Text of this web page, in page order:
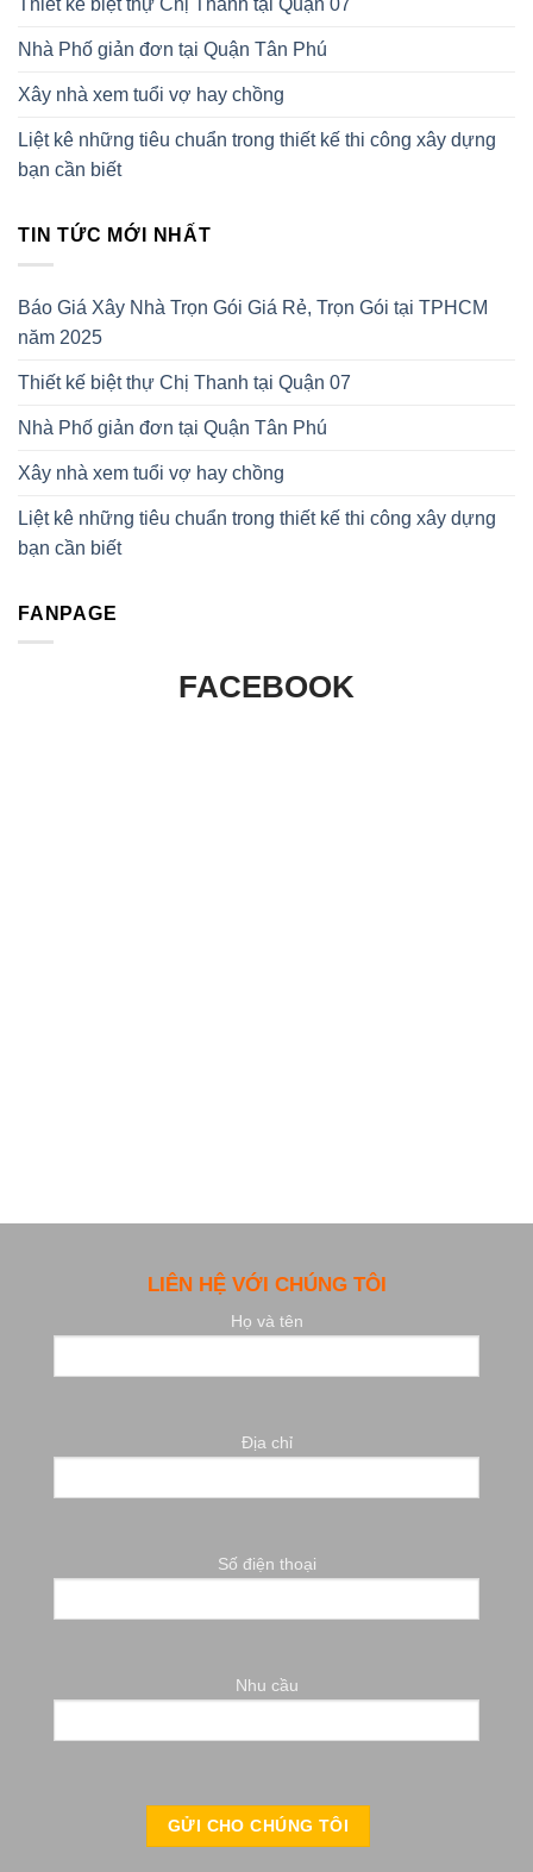
Thiết kế biệt thự Chị Thanh tại Quận 07
Nhà Phố giản đơn tại Quận Tân Phú
Xây nhà xem tuổi vợ hay chồng
Liệt kê những tiêu chuẩn trong thiết kế thi công xây dựng
bạn cần biết
TIN TỨC MỚI NHẤT
Báo Giá Xây Nhà Trọn Gói Giá Rẻ, Trọn Gói tại TPHCM
năm 2025
Thiết kế biệt thự Chị Thanh tại Quận 07
Nhà Phố giản đơn tại Quận Tân Phú
Xây nhà xem tuổi vợ hay chồng
Liệt kê những tiêu chuẩn trong thiết kế thi công xây dựng
bạn cần biết
FANPAGE
FACEBOOK
LIÊN HỆ VỚI CHÚNG TÔI
Họ và tên
Địa chỉ
Số điện thoại
Nhu cầu